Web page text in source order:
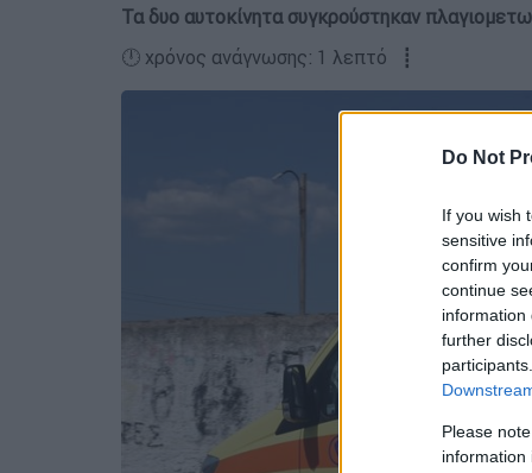
Do Not
If you wish
sensitive
confirm
continue
information
further
Please
information
Τα δυο αυτοκίνητα συγκρούστηκαν
🕛 χρόνος ανάγνωσης: 1 λεπτό ┋